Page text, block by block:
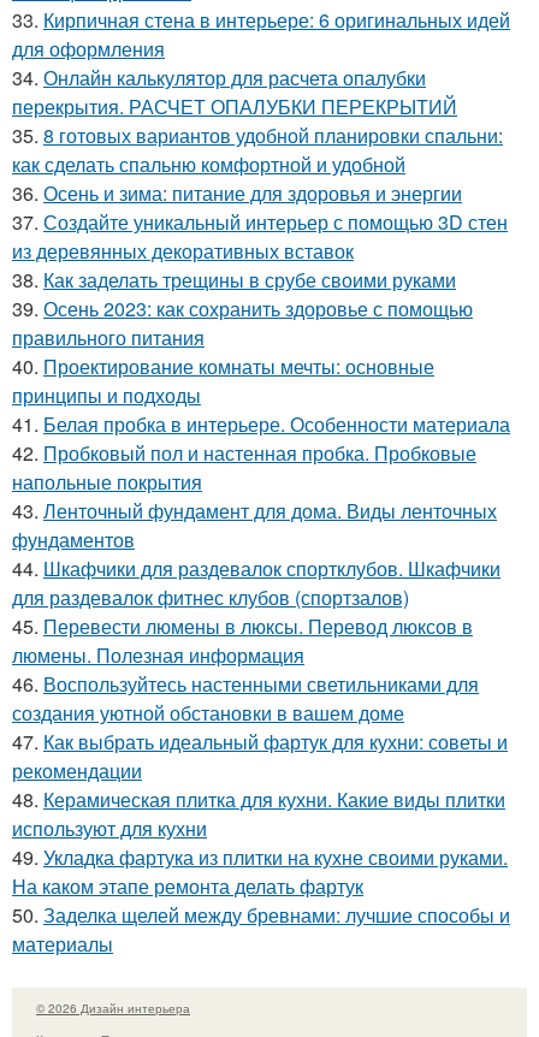
33. Кирпичная стена в интерьере: 6 оригинальных идей
для оформления
34. Онлайн калькулятор для расчета опалубки
перекрытия. РАСЧЕТ ОПАЛУБКИ ПЕРЕКРЫТИЙ
35. 8 готовых вариантов удобной планировки спальни:
как сделать спальню комфортной и удобной
36. Осень и зима: питание для здоровья и энергии
37. Создайте уникальный интерьер с помощью 3D стен
из деревянных декоративных вставок
38. Как заделать трещины в срубе своими руками
39. Осень 2023: как сохранить здоровье с помощью
правильного питания
40. Проектирование комнаты мечты: основные
принципы и подходы
41. Белая пробка в интерьере. Особенности материала
42. Пробковый пол и настенная пробка. Пробковые
напольные покрытия
43. Ленточный фундамент для дома. Виды ленточных
фундаментов
44. Шкафчики для раздевалок спортклубов. Шкафчики
для раздевалок фитнес клубов (спортзалов)
45. Перевести люмены в люксы. Перевод люксов в
люмены. Полезная информация
46. Воспользуйтесь настенными светильниками для
создания уютной обстановки в вашем доме
47. Как выбрать идеальный фартук для кухни: советы и
рекомендации
48. Керамическая плитка для кухни. Какие виды плитки
используют для кухни
49. Укладка фартука из плитки на кухне своими руками.
На каком этапе ремонта делать фартук
50. Заделка щелей между бревнами: лучшие способы и
материалы
© 2026 Дизайн интерьера